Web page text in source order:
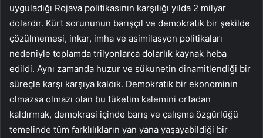
uyguladığı Rojava politikasının karşılığı yılda 2 milyar
dolardır. Kürt sorununun barışçıl ve demokratik bir şekilde
çözülmemesi, inkar, imha ve asimilasyon politikaları
nedeniyle toplamda trilyonlarca dolarlık kaynak heba
edildi. Aynı zamanda huzur ve sükunetin dinamitlendiği bir
süreçle karşı karşıya kaldık. Demokratik bir ekonominin
olmazsa olmazı olan bu tüketim kalemini ortadan
kaldırmak, demokrasi içinde barış ve çalışma özgürlüğü
temelinde tüm farklılıkların yan yana yaşayabildiği bir